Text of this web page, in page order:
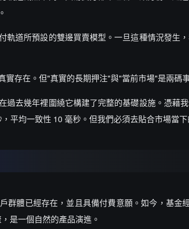
軌道所預設的雙邊買賣模型。一旦這種情況發生
存在。但"真實的長期押注"與"當前市場"是兩碼
過去幾年裡圍繞它構建了完整的基礎設施。憑藉
平均一致性 10 毫秒。但我們必須去貼合市場當下
群體已經存在，並且具備付費意願。如今，基金
是一個自然的產品演進。